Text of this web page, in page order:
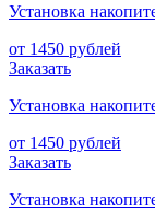
Установка
от 1450 рублей
Заказать
Установка
от 1450 рублей
Заказать
Установка